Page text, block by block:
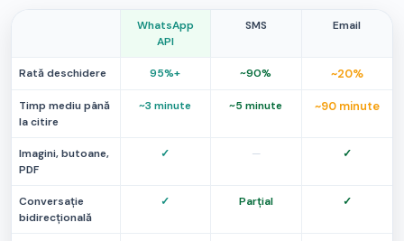
WhatsApp
API
SMS Email
Rată deschidere 95%+ ~90% ~20%
Timp mediu până
la citire
~3 minute ~5 minute ~90 minute
Imagini, butoane,
PDF
✓ — ✓
Conversație
bidirecțională
✓ Parțial ✓